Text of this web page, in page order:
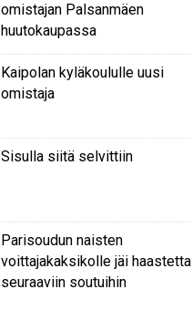
omistajan Palsanmäen
huutokaupassa
Kaipolan kyläkoululle uusi
omistaja
Sisulla siitä selvittiin
Parisoudun naisten
voittajakaksikolle jäi haastetta
seuraaviin soutuihin